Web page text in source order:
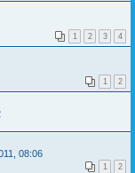
1 2 3 4
1 2
08:06
1 2